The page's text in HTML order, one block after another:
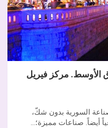
الأوسط. مركز فيريل
حلب أم الصناعة السورية بدون شكّ،
أيضاً. صناعات مميزة؛…